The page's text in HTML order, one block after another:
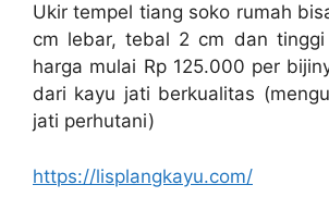
Ukir tempel tiang soko rumah
cm lebar, tebal 2 cm dan
harga mulai Rp 125.000 per
dari kayu jati berkualitas
jati perhutani)
https://lisplangkayu.com/